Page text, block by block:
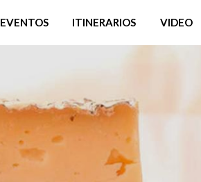
EVENTOS ITINERARIOS VIDEO